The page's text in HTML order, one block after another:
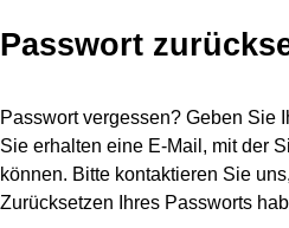
Passwort
Passwort vergessen? Geben Sie
Sie erhalten eine E-Mail, mit der
können. Bitte kontaktieren Sie
Zurücksetzen Ihres Passworts